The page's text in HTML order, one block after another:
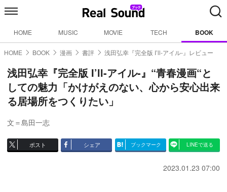
HOME MUSIC MOVIE TECH BOOK
HOME BOOK 漫画 書評 浅田弘幸『完全版 I’ll-アイル-』レビュー
浅田弘幸『完全版 I’ll-アイル-』“青春漫画“と
しての魅力「かけがえのない、心から安心出来
る居場所をつくりたい」
文＝島田一志
ポスト シェア ブックマーク LINEで送る
2023.01.23 07:00